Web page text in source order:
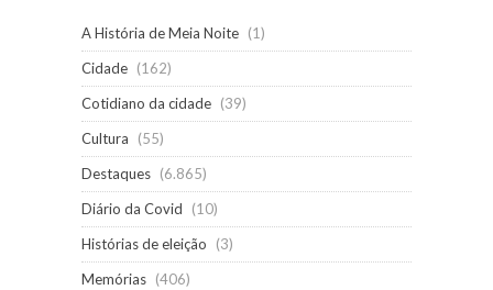
A História de Meia Noite (1)
Cidade (162)
Cotidiano da cidade (39)
Cultura
(55)
Destaques (6.865)
Diário da Covid
(10)
Histórias de eleição
(3)
Memórias (406)